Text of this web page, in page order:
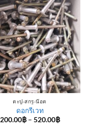
ตะปู-สกรู-น๊อต
ดอกรีเวท
200.00฿ – 520.00฿Price